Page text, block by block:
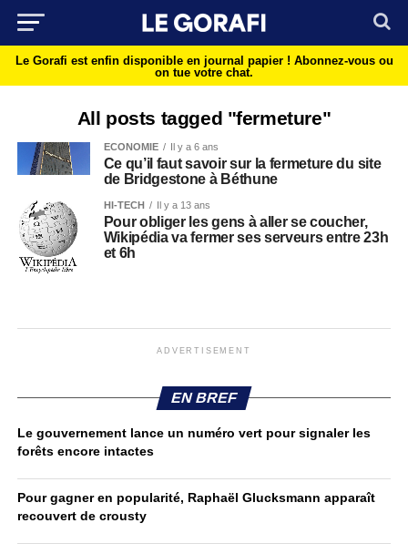
Le Gorafi est enfin disponible en journal papier ! Abonnez-vous ou
on tue votre chat.
All posts tagged "fermeture"
ECONOMIE Il y a 6 ans
Ce qu’il faut savoir sur la fermeture du site
de Bridgestone à Béthune
HI-TECH Il y a 13 ans
Pour obliger les gens à aller se coucher,
Wikipédia va fermer ses serveurs entre 23h
et 6h
ADVERTISEMENT
EN BREF
Le gouvernement lance un numéro vert pour signaler les
forêts encore intactes
Pour gagner en popularité, Raphaël Glucksmann apparaît
recouvert de crousty